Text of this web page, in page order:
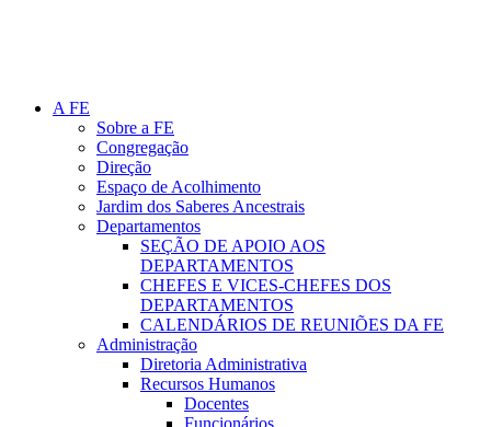
A FE
Sobre a FE
Congregação
Direção
Espaço de Acolhimento
Jardim dos Saberes Ancestrais
Departamentos
SEÇÃO DE APOIO AOS
DEPARTAMENTOS
CHEFES E VICES-CHEFES DOS
DEPARTAMENTOS
CALENDÁRIOS DE REUNIÕES DA FE
Administração
Diretoria Administrativa
Recursos Humanos
Docentes
Funcionários